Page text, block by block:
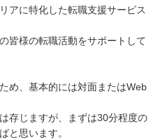
アに特化した転職支援サービス
皆様の転職活動をサポートして
め、基本的には対面またはWeb
存じますが、まずは30分程度の
と思います。